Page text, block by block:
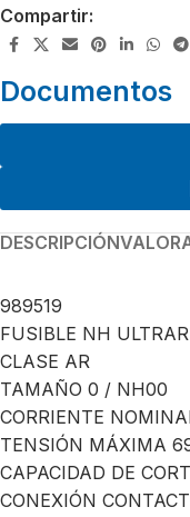
Compartir:
Documentos
DESCRIPCIÓN
989519
FUSIBLE NH
CLASE AR
TAMAÑO 0 / NH00
CORRIENTE
TENSIÓN MÁXIMA
CAPACIDAD DE
CONEXIÓN